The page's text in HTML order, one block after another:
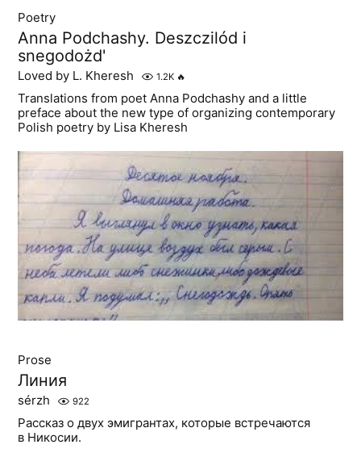
Poetry
Anna Podchashy. Deszczilód i
snegodożd'
Loved by L. Kheresh 1.2K 🔥
Translations from poet Anna Podchashy and a little
preface about the new type of organizing contemporary
Polish poetry by Lisa Kheresh
Prose
Линия
sérzh 922
Рассказ о двух эмигрантах, которые встречаются
в Никосии.